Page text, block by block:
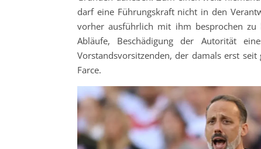
darf eine Führungskraft nicht in den
vorher ausführlich mit ihm besprochen zu
Abläufe, Beschädigung der Autorität
Vorstandsvorsitzenden, der damals erst
Farce.